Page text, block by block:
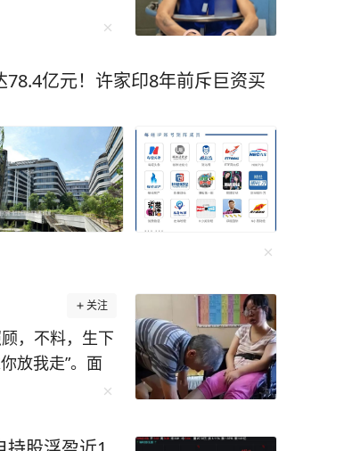
学习高手》中，这本书还获得央视点
诀，再到调整心态的良方，他都一一
缩略词记忆法等，并给出了具体的
学习用书。 曾经李柘远的
后，仅用半年就补回了之前落下的知
！（免责：本文不代表台海网观点）
78.4亿元！许家印8年前斥巨资买
关注
，不料，生下
放我走”。面
听完所有人都